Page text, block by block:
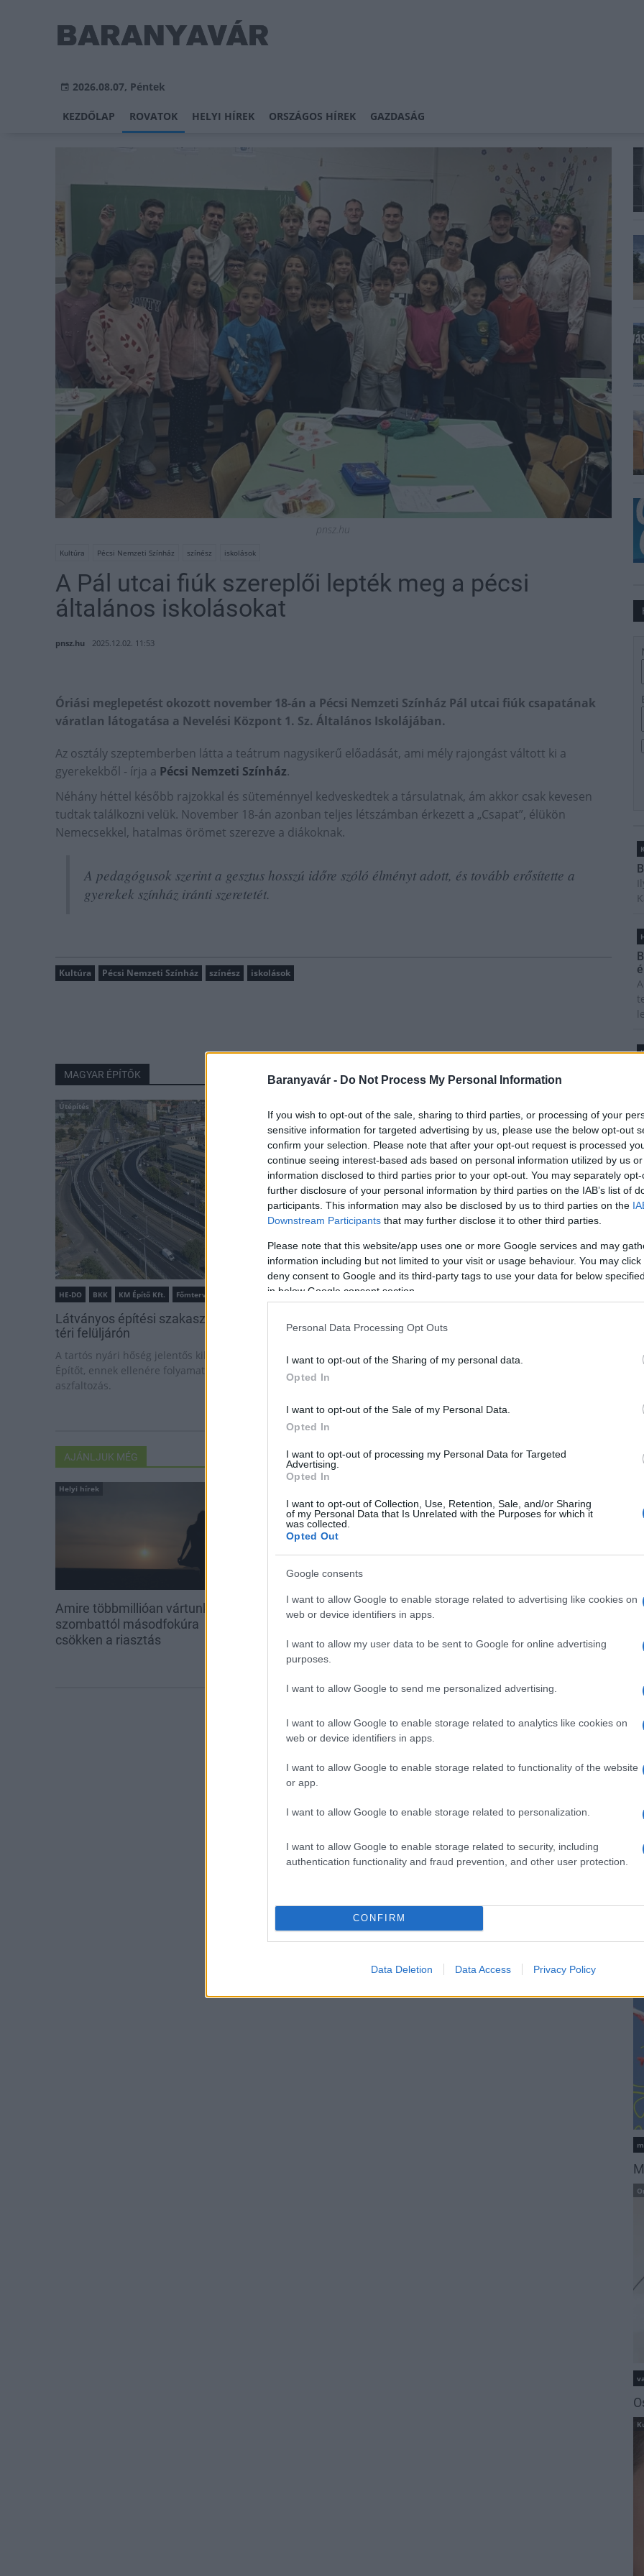
Baranyavár - Do Not Process My Personal Information
If you wish to opt-out of the sale, sharing to third parties, or processing of your
sensitive information for targeted advertising by us, please use the below opt-out
confirm your selection. Please note that after your opt-out request is processed
continue seeing interest-based ads based on personal information utilized by us
information disclosed to third parties prior to your opt-out. You may separately
further disclosure of your personal information by third parties on the IAB’s list of
participants. This information may also be disclosed by us to third parties on the
Downstream Participants that may further disclose it to other third parties.
Please note that this website/app uses one or more Google services and may
information including but not limited to your visit or usage behaviour. You may
deny consent to Google and its third-party tags to use your data for below
in below Google consent section.
Personal Data Processing Opt Outs
I want to opt-out of the Sharing of my personal data.
Opted In
I want to opt-out of the Sale of my Personal Data.
Opted In
I want to opt-out of processing my Personal Data for Targeted
Advertising.
Opted In
I want to opt-out of Collection, Use, Retention, Sale, and/or Sharing
of my Personal Data that Is Unrelated with the Purposes for which it
was collected.
Opted Out
Google consents
I want to allow Google to enable storage related to advertising like cookies on
web or device identifiers in apps.
I want to allow my user data to be sent to Google for online advertising
purposes.
I want to allow Google to send me personalized advertising.
I want to allow Google to enable storage related to analytics like cookies on
web or device identifiers in apps.
I want to allow Google to enable storage related to functionality of the website
or app.
I want to allow Google to enable storage related to personalization.
I want to allow Google to enable storage related to security, including
authentication functionality and fraud prevention, and other user protection.
CONFIRM
Data Deletion Data Access Privacy Policy
2026.08.07, Péntek
KEZDŐLAP ROVATOK HELYI HÍREK ORSZÁGOS HÍREK GAZDASÁG
pnsz.hu
Kultúra Pécsi Nemzeti Színház színész iskolások
A Pál utcai fiúk szereplői lepték meg a pécsi
általános iskolásokat
pnsz.hu 2025.12.02. 11:53
Óriási meglepetést okozott november 18-án a Pécsi Nemzeti Színház Pál utcai fiúk csapatának
váratlan látogatása a Nevelési Központ 1. Sz. Általános Iskolájában.
Az osztály szeptemberben látta a teátrum nagysikerű előadását, ami mély rajongást váltott ki a
gyerekekből - írja a Pécsi Nemzeti Színház.
Néhány héttel később rajzokkal és süteménnyel kedveskedtek a társulatnak, ám akkor csak kevesen
tudtak találkozni velük. November 18-án azonban teljes létszámban érkezett a „Csapat”, élükön
Nemecsekkel, hatalmas örömet szerezve a diákoknak.
A pedagógusok szerint a gesztus hosszú időre szóló élményt adott, és tovább erősítette a
gyerekek színház iránti szeretetét.
Kultúra Pécsi Nemzeti Színház színész iskolások
MAGYAR ÉPÍTŐK
Útépítés
HE-DO BKK KM Építő Kft. Főmterv Mérnöki Tervező Zrt.
Látványos építési szakasz indult be a Flórián
téri felüljárón
A tartós nyári hőség jelentős kihívás elé állítja a KM
Építőt, ennek ellenére folyamatosan halad az
aszfaltozás.
mérföldköve a felülvizsgálat
árnyékában?
Elkészült a Liszt Ferenc repülőtér
közelében lévő logisztikai bázis út-
és közműhálózatának fejlesztése
Látlelet a hazai víziközművekről?
Egyetlen, fél évszázados
készül Mohács a csata ötszázadik
évfordulójára
AJÁNLJUK MÉG
Helyi hírek
Amire többmillióan vártunk:
szombattól másodfokúra
csökken a riasztás
Kecskeméten is szakirányú
továbbképzésekkel erősít a Gál
Ferenc Egyetem
A lakosságra is fontos szerep
elkerülésében